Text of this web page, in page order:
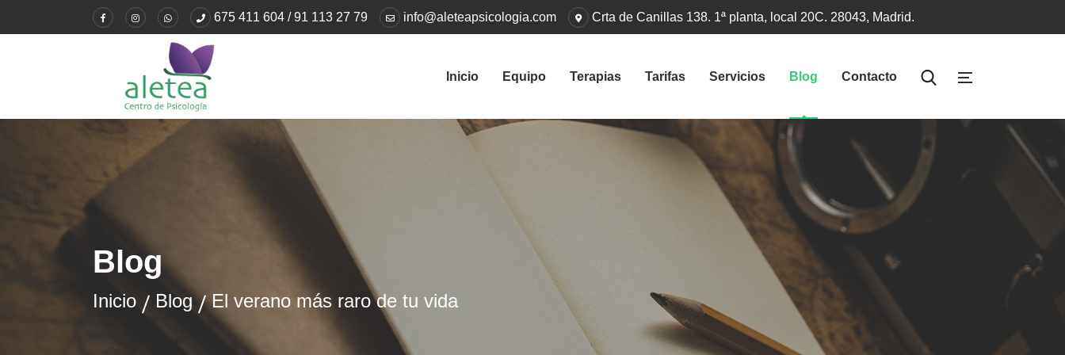
675 411 604 / 91 113 27 79 info@aleteapsicologia.com Crta de Canillas 138. 1ª planta, local 20C. 28043, Madrid.
Inicio Equipo Terapias Tarifas Servicios Blog Contacto
Blog
Inicio Blog El verano más raro de tu vida